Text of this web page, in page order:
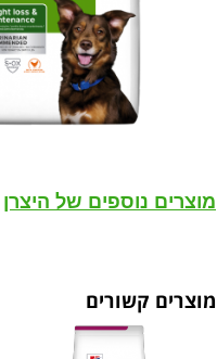
מוצרים נוספים של היצרן
מוצרים קשורים